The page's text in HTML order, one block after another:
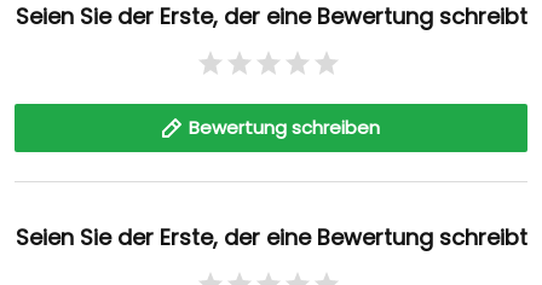
Seien Sie der Erste, der eine Bewertung schreibt
Bewertung schreiben
Seien Sie der Erste, der eine Bewertung schreibt